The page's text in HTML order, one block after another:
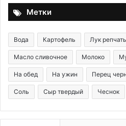
Метки
Вода Картофель Лук
Масло сливочное Молоко
На обед На ужин Перец
Соль Сыр твердый Чеснок